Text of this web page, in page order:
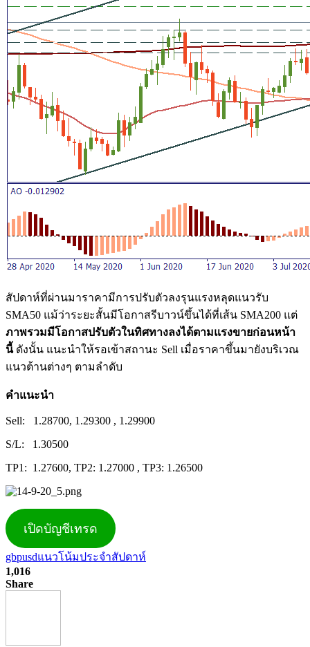
สัปดาห์ที่ผ่านมาราคามีการปรับตัวลงรุนแรงหลุดแนวรับ
SMA50 แม้ว่าระยะสั้นมีโอกาสรีบาวน์ขึ้นได้ที่เส้น SMA200 แต่
ภาพรวมมีโอกาสปรับตัวในทิศทางลงได้ตามแรงขายก่อนหน้า
นี้ดังนั้น แนะนำให้รอเข้าสถานะ Sell เมื่อราคาขึ้นมายังบริเวณ
แนวต้านต่างๆ ตามลำดับ
คำแนะนำ
Sell: 1.28700, 1.29300 , 1.29900
S/L: 1.30500
TP1: 1.27600, TP2: 1.27000 , TP3: 1.26500
เปิดบัญชีเทรด
gbpusdแนวโน้มประจำสัปดาห์
1,016
Share